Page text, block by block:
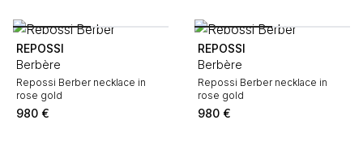
REPOSSI
Berbère
Repossi Berber necklace in
rose gold
980 €
REPOSSI
Berbère
Repossi Berber necklace in
rose gold
980 €